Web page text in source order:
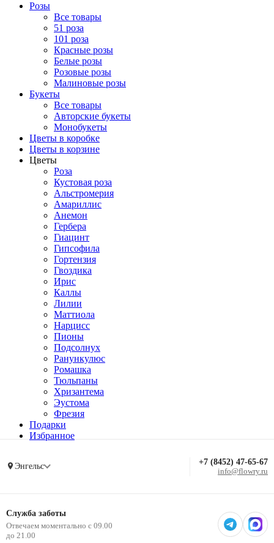
Розы
Все товары
51 роза
101 роза
Красные розы
Белые розы
Розовые розы
Малиновые розы
Букеты
Все товары
Авторские букеты
Монобукеты
Цветы в коробке
Цветы в корзине
Цветы
Роза
Кустовая роза
Альстромерия
Амариллис
Анемон
Гербера
Гиацинт
Гипсофила
Гортензия
Гвоздика
Ирис
Каллы
Лилии
Маттиола
Нарцисс
Пионы
Подсолнух
Ранункулюс
Ромашка
Тюльпаны
Хризантема
Эустома
Фрезия
Подарки
Избранное
Энгельс +7 (8452) 47-65-67
info@flowry.ru
Служба заботы
Отвечаем моментально с 09.00
до 21.00